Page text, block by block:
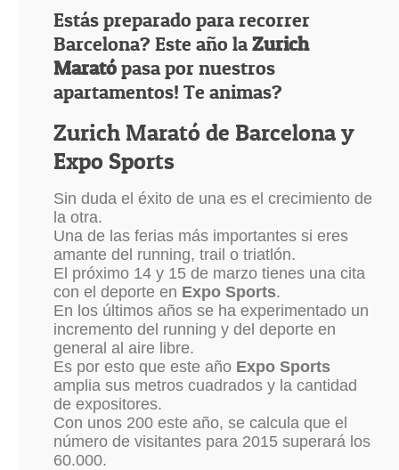
Estás preparado para recorrer
Barcelona? Este año laZurich
Maratópasa por nuestros
apartamentos! Te animas?
Zurich Marató de Barcelona y
Expo Sports
Sin duda el éxito de una es el crecimiento de
la otra.
Una de las ferias más importantes si eres
amante del running, trail o triatlón.
El próximo 14 y 15 de marzo tienes una cita
con el deporte en Expo Sports.
En los últimos años se ha experimentado un
incremento del running y del deporte en
general al aire libre.
Es por esto que este año Expo Sports
amplia sus metros cuadrados y la cantidad
de expositores.
Con unos 200 este año, se calcula que el
número de visitantes para 2015 superará los
60.000.